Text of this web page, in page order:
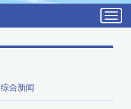
综合新闻